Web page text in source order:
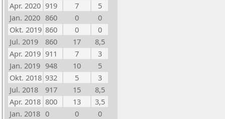
Apr. 2020 919 7
5
Jan. 2020 860 0
0
Okt. 2019 860 0
0
Jul. 2019
860 17
8,5
Apr. 2019 911 7
3
Jan. 2019 948 10
5
Okt. 2018 932 5
3
Jul. 2018
917 15
8,5
Apr. 2018 800 13
3,5
Jan. 2018 0 0
0